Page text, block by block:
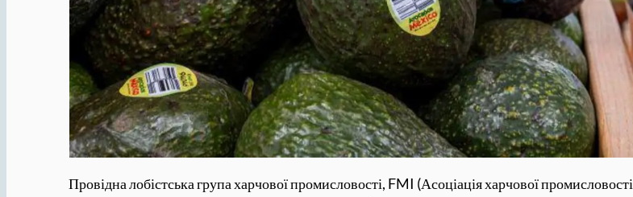
Провідна лобістська група харчової промисловості, FMI (Асоціація харчової